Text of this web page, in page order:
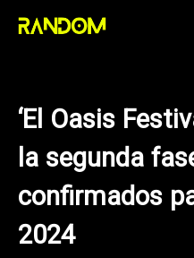
Skip
‘El Oasis
la segunda
confirmados
2024